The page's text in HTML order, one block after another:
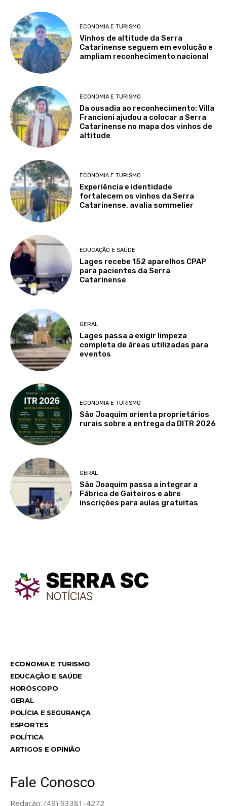
ECONOMIA E TURISMO
Vinhos de altitude da Serra
Catarinense seguem em evolução e
ampliam reconhecimento nacional
ECONOMIA E TURISMO
Da ousadia ao reconhecimento: Villa
Francioni ajudou a colocar a Serra
Catarinense no mapa dos vinhos de
altitude
ECONOMIA E TURISMO
Experiência e identidade
fortalecem os vinhos da Serra
Catarinense, avalia sommelier
EDUCAÇÃO E SAÚDE
Lages recebe 152 aparelhos CPAP
para pacientes da Serra
Catarinense
GERAL
Lages passa a exigir limpeza
completa de áreas utilizadas para
eventos
ECONOMIA E TURISMO
São Joaquim orienta proprietários
rurais sobre a entrega da DITR 2026
GERAL
São Joaquim passa a integrar a
Fábrica de Gaiteiros e abre
inscrições para aulas gratuitas
ECONOMIA E TURISMO
EDUCAÇÃO E SAÚDE
HORÓSCOPO
GERAL
POLÍCIA E SEGURANÇA
ESPORTES
POLÍTICA
ARTIGOS E OPINIÃO
Fale Conosco
Redação: (49) 93381-4272